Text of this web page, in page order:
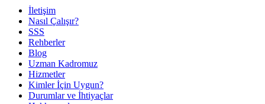
İletişim
Nasıl Çalışır?
SSS
Rehberler
Blog
Uzman Kadromuz
Hizmetler
Kimler İçin Uygun?
Durumlar ve İhtiyaçlar